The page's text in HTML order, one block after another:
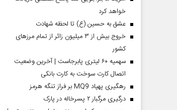
خواهد کرد
عشق به حسین (ع) تا لحظه شهادت
خروج بیش از ۳ میلیون زائر از تمام مرز‌های
کشور
سهمیه ۶۰ لیتری پابرجاست | آخرین وضعیت
اتصال کارت سوخت به کارت بانکی
رهگیری پهپاد MQ9 بر فراز تنگه هرمز
درگیری مرگبار ۲ پسرخاله در پارک